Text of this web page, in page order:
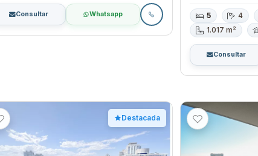
Consultar Whatsapp 5 4
1.017 m²
Consultar
Destacada